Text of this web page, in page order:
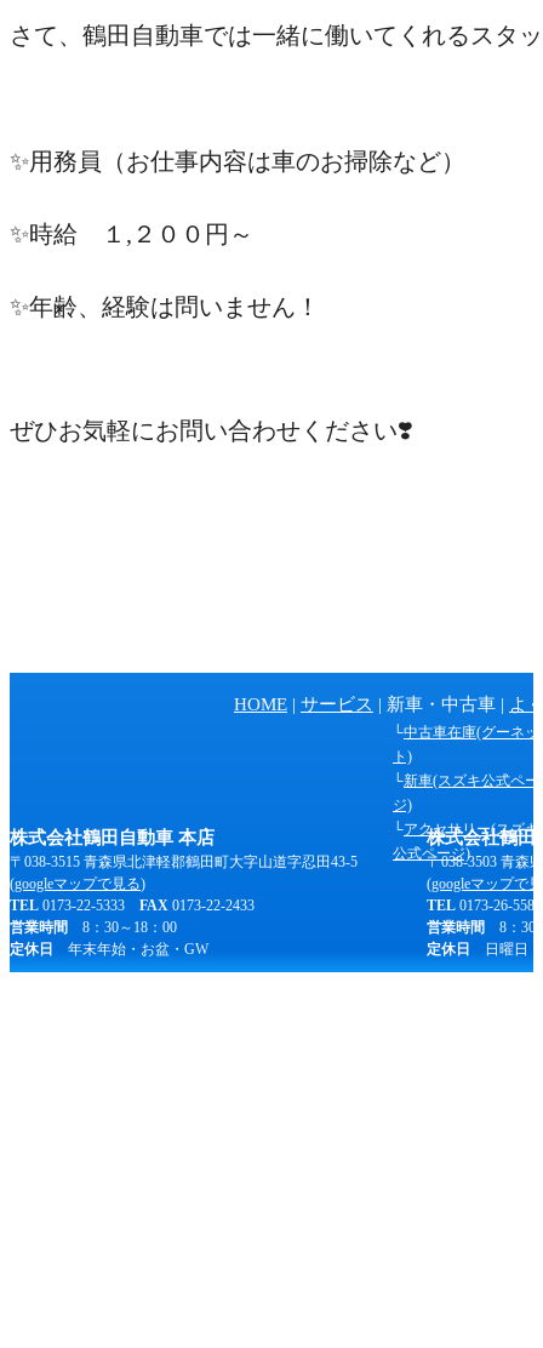
さて、鶴田自動車では一緒に働いてくれるスタ
✨用務員（お仕事内容は車のお掃除など）
✨時給 １,２００円～
✨年齢、経験は問いません！
ぜひお気軽にお問い合わせください❣️
通
情
報
HOME サービス 新車・中古車
中古車在庫(グーネッ
ト)
新車(スズキ公式ペー
ジ)
アクセサリー(スズキ
公式ページ)
よ
株式会社鶴田自動車 本店
〒038-3515 青森県北津軽郡鶴田町大字山道字忍田43-5
(googleマップで見る)
TEL 0173-22-5333 FAX 0173-22-2433
営業時間 8：30～18：00
定休日
年末年始・お盆・GW
株式会社鶴田
〒038-3503 青森
(googleマップで
TEL 0173-26-
営業時間 8：30
定休日
日曜日